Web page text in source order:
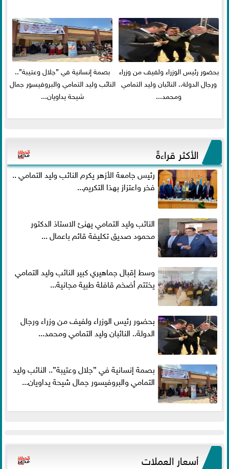
بحضور رئيس الوزراء ولفيف من وزراء
ورجال الدولة.. النائبان وليد التمامي
ومحمد...
بصمة إنسانية في ”جلال وعتيبة”..
النائب وليد التمامي والبروفيسور جمال
شيحة يداويان...
الأكثر قراءةً
رئيس جامعة الأزهر يكرم النائب وليد التمامي ..
فخر واعتزاز بهذا التكريم...
النائب وليد التمامي يهنئ الاستاذ الدكتور
محمود صديق تكليفة قائم باعمال ...
وسط إقبال جماهيري كبير النائب وليد التمامي
يختتم أضخم قافلة طبية مجانية...
بحضور رئيس الوزراء ولفيف من وزراء ورجال
الدولة.. النائبان وليد التمامي ومحمد...
بصمة إنسانية في ”جلال وعتيبة”.. النائب وليد
التمامي والبروفيسور جمال شيحة يداويان...
أسعار العملات